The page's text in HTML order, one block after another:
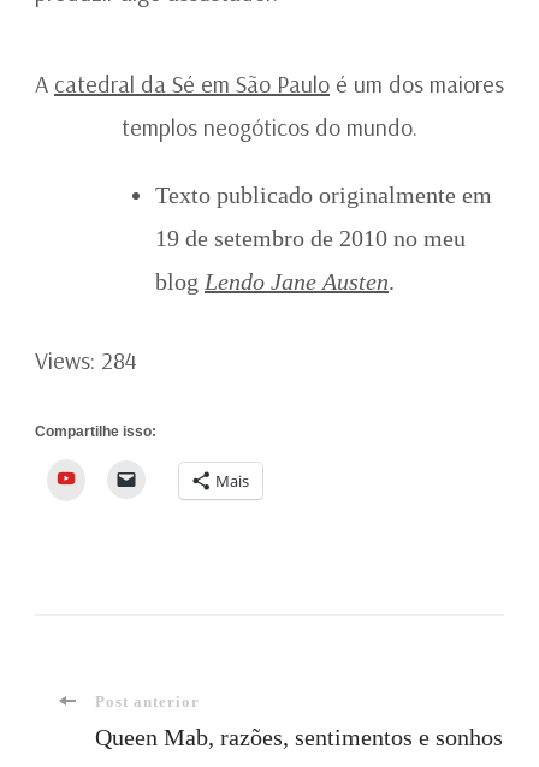
A catedral da Sé em São Paulo é um dos maiores
templos neogóticos do mundo.
Texto publicado originalmente em
19 de setembro de 2010 no meu
blog Lendo Jane Austen.
Views: 284
Compartilhe isso:
YouTube Mais
Navegação
Post anterior
Queen Mab, razões, sentimentos e sonhos